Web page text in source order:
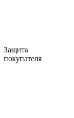
Защита
покупателя